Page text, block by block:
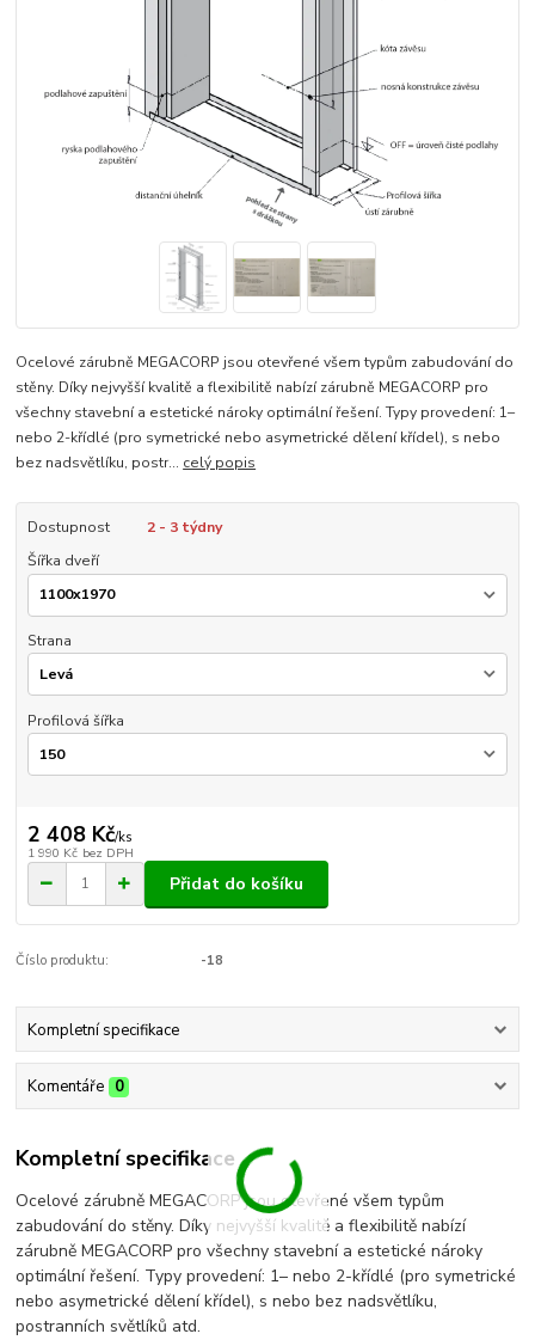
Ocelové zárubně MEGACORP jsou otevřené všem typům zabudování do
stěny. Díky nejvyšší kvalitě a flexibilitě nabízí zárubně MEGACORP pro
všechny stavební a estetické nároky optimální řešení. Typy provedení: 1–
nebo 2-křídlé (pro symetrické nebo asymetrické dělení křídel), s nebo
bez nadsvětlíku, postr... celý popis
Dostupnost
2 - 3 týdny
Šířka dveří
Strana
Profilová šířka
2 408 Kč/ks
1 990 Kč bez DPH
Přidat do košíku
Číslo produktu: -18
Kompletní specifikace
Komentáře 0
Kompletní specifikace
Ocelové zárubně MEGACORP jsou otevřené všem typům
zabudování do stěny. Díky nejvyšší kvalitě a flexibilitě nabízí
zárubně MEGACORP pro všechny stavební a estetické nároky
optimální řešení. Typy provedení: 1– nebo 2-křídlé (pro symetrické
nebo asymetrické dělení křídel), s nebo bez nadsvětlíku,
postranních světlíků atd.